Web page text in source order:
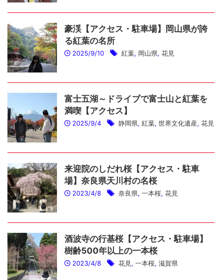
豪渓【アクセス・駐車場】岡山県が誇
る紅葉の名所
2025/9/10 紅葉, 岡山県, 花見
富士五湖～ドライブで富士山と紅葉を
満喫【アクセス】
2025/9/4 静岡県, 紅葉, 世界文化遺産, 花見
来迎院のしだれ桜【アクセス・駐車
場】奈良県天川村の名桜
2023/4/8 奈良県, 一本桜, 花見
酒波寺の行基桜【アクセス・駐車場】
樹齢500年以上の一本桜
2023/4/8 花見, 一本桜, 滋賀県